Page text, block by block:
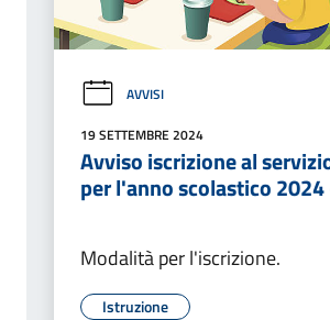
AVVISI
19 SETTEMBRE 2024
Avviso iscrizione al
per l'anno scolastico
Modalità per l'iscrizione.
Istruzione